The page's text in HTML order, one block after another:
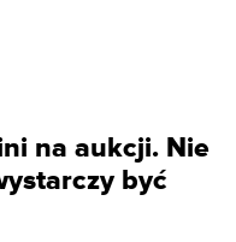
na aukcji. Nie
być